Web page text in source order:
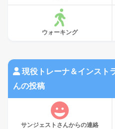
ウォーキング
現役トレーナ＆インスト
んの投稿
サンジェストさんからの連絡